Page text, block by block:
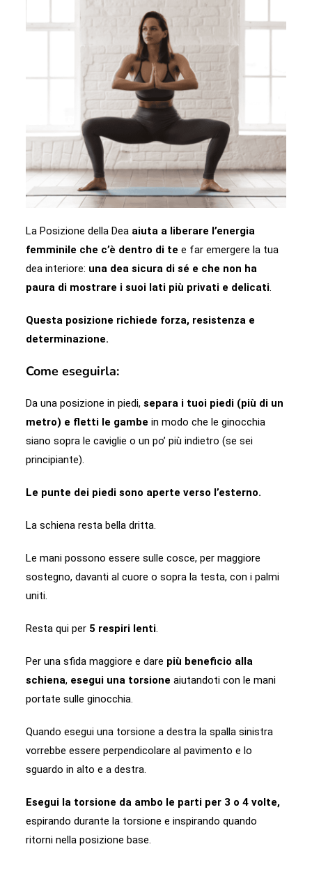
La Posizione della Dea aiuta a liberare l’energia
femminile che c’è dentro di te e far emergere la tua
dea interiore: una dea sicura di sé e che non ha
paura di mostrare i suoi lati più privati e delicati.
Questa posizione richiede forza, resistenza e
determinazione.
Come eseguirla:
Da una posizione in piedi, separa i tuoi piedi (più di un
metro) e fletti le gambe in modo che le ginocchia
siano sopra le caviglie o un po’ più indietro (se sei
principiante).
Le punte dei piedi sono aperte verso l’esterno.
La schiena resta bella dritta.
Le mani possono essere sulle cosce, per maggiore
sostegno, davanti al cuore o sopra la testa, con i palmi
uniti.
Resta qui per5 respiri lenti.
Per una sfida maggiore e dare più beneficio alla
schiena, esegui una torsione aiutandoti con le mani
portate sulle ginocchia.
Quando esegui una torsione a destra la spalla sinistra
vorrebbe essere perpendicolare al pavimento e lo
sguardo in alto e a destra.
Esegui la torsione da ambo le parti per 3 o 4 volte,
espirando durante la torsione e inspirando quando
ritorni nella posizione base.